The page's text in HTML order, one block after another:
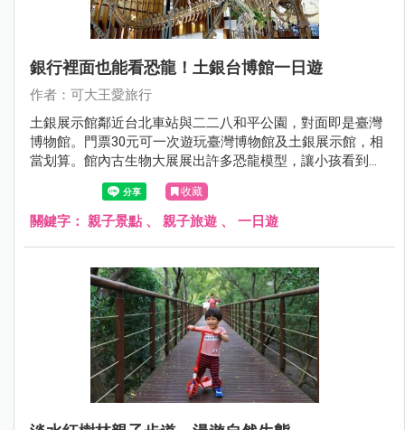
銀行裡面也能看恐龍！土銀台博館一日遊
作者：可大王愛旅行
土銀展示館鄰近台北車站與二二八和平公園，對面即是臺灣
博物館。門票30元可一次遊玩臺灣博物館及土銀展示館，相
當划算。館內古生物大展展出許多恐龍模型，讓小孩看到興
奮尖叫。另有金庫展間，陳列土地銀行的歷史文物，洋溢濃
厚懷舊氛圍。土銀展示館是室內景點，下雨不愁；可與臺灣
博物館與二二八和平公園規劃台北車站一日遊，好玩好逛，
收藏
關鍵字： 親子景點 、 親子旅遊 、 一日遊